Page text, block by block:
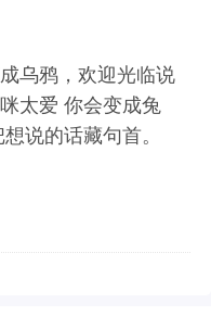
乌鸦，欢迎光临说
太爱 你会变成兔
说的话藏句首。